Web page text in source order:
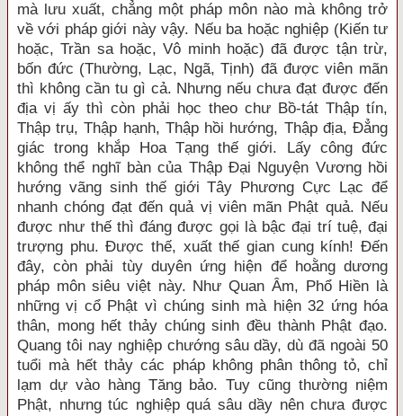
mà lưu xuất, chẳng một pháp môn nào mà không trở
về với pháp giới này vậy. Nếu ba hoặc nghiệp (Kiến tư
hoặc, Trần sa hoặc, Vô minh hoặc) đã được tận trừ,
bốn đức (Thường, Lạc, Ngã, Tịnh) đã được viên mãn
thì không cần tu gì cả. Nhưng nếu chưa đạt được đến
địa vị ấy thì còn phải học theo chư Bồ-tát Thập tín,
Thập trụ, Thập hạnh, Thập hồi hướng, Thập địa, Đẳng
giác trong khắp Hoa Tạng thế giới. Lấy công đức
không thể nghĩ bàn của Thập Đại Nguyện Vương hồi
hướng vãng sinh thế giới Tây Phương Cực Lạc để
nhanh chóng đạt đến quả vị viên mãn Phật quả. Nếu
được như thế thì đáng được gọi là bậc đại trí tuệ, đại
trượng phu. Được thế, xuất thế gian cung kính! Đến
đây, còn phải tùy duyên ứng hiện để hoằng dương
pháp môn siêu việt này. Như Quan Âm, Phổ Hiền là
những vị cổ Phật vì chúng sinh mà hiện 32 ứng hóa
thân, mong hết thảy chúng sinh đều thành Phật đạo.
Quang tôi nay nghiệp chướng sâu dầy, dù đã ngoài 50
tuổi mà hết thảy các pháp không phân thông tỏ, chỉ
lạm dự vào hàng Tăng bảo. Tuy cũng thường niệm
Phật, nhưng túc nghiệp quá sâu dầy nên chưa được